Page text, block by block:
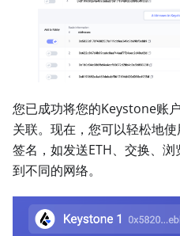
您已成功将您的Keystone账
关联。现在，您可以轻松地
签名，如发送ETH、交换、
到不同的网络。